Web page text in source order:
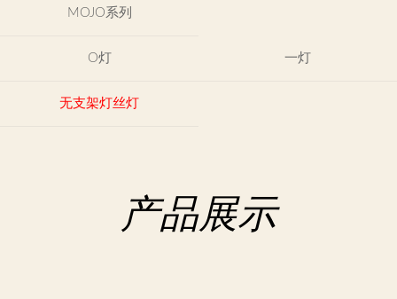
MOJO系列
O灯 一灯
无支架灯丝灯
产品展示